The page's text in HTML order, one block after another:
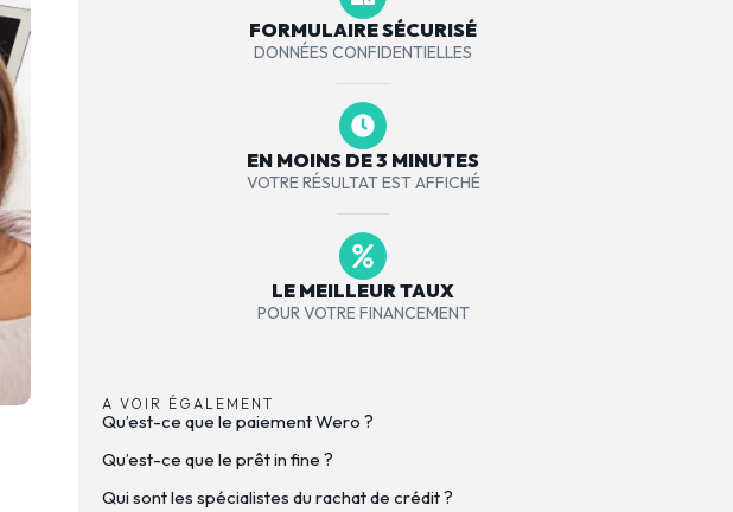
FORMULAIRE SÉCURISÉ
DONNÉES CONFIDENTIELLES
EN MOINS DE 3 MINUTES
VOTRE RÉSULTAT EST AFFICHÉ
LE MEILLEUR TAUX
POUR VOTRE FINANCEMENT
A VOIR ÉGALEMENT
Qu’est-ce que le paiement Wero ?
Qu’est-ce que le prêt in fine ?
Qui sont les spécialistes du rachat de crédit ?